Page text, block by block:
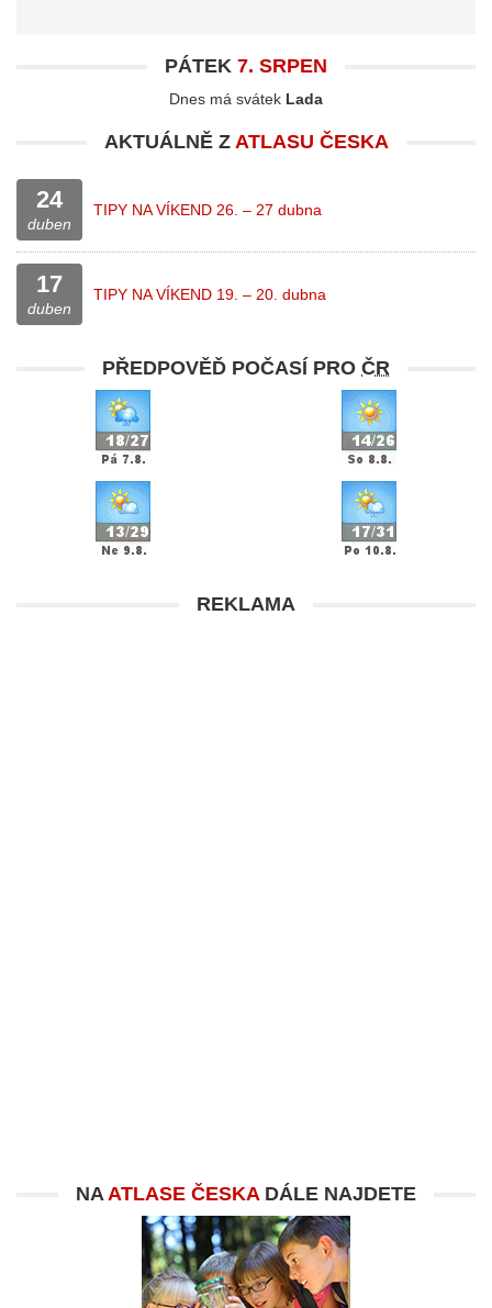
PÁTEK 7. SRPEN
Dnes má svátek Lada
AKTUÁLNĚ Z ATLASU ČESKA
24
duben
TIPY NA VÍKEND 26. – 27 dubna
17
duben
TIPY NA VÍKEND 19. – 20. dubna
PŘEDPOVĚĎ POČASÍ PRO ČR
REKLAMA
NAATLASE ČESKADÁLE NAJDETE